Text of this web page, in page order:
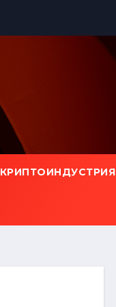
КРИПТОИНДУСТРИЯ